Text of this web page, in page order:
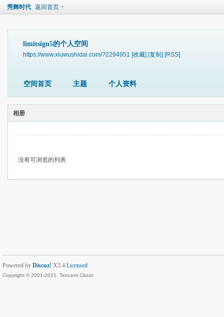
秀舞时代 返回首页
limitsign5的个人空间
https://www.xiuwushidai.com/?2294951 [收藏] [复制] [RSS]
空间首页 主题 个人资料
相册
没有可浏览的列表
Powered by Discuz! X3.4 Licensed
Copyright © 2001-2021, Tencent Cloud.